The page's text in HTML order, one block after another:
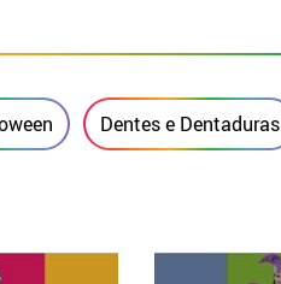
Dentes e Dentaduras